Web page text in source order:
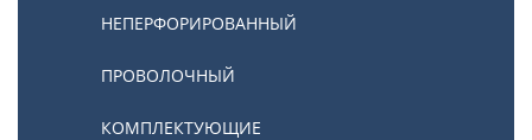
НЕПЕРФОРИРОВАННЫЙ
ПРОВОЛОЧНЫЙ
КОМПЛЕКТУЮЩИЕ